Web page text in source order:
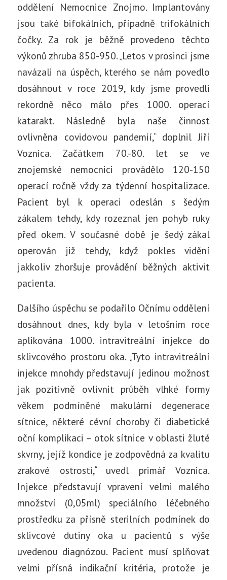
oddělení Nemocnice Znojmo. Implantovány
jsou také bifokálních, případně trifokálních
čočky. Za rok je běžně provedeno těchto
výkonů zhruba 850-950. „Letos v prosinci jsme
navázali na úspěch, kterého se nám povedlo
dosáhnout v roce 2019, kdy jsme provedli
rekordně něco málo přes 1000. operací
katarakt. Následně byla naše činnost
ovlivněna covidovou pandemií,“ doplnil Jiří
Voznica. Začátkem 70.-80. let se ve
znojemské nemocnici provádělo 120-150
operací ročně vždy za týdenní hospitalizace.
Pacient byl k operaci odeslán s šedým
zákalem tehdy, kdy rozeznal jen pohyb ruky
před okem. V současné době je šedý zákal
operován již tehdy, když pokles vidění
jakkoliv zhoršuje provádění běžných aktivit
pacienta.
Dalšího úspěchu se podařilo Očnímu oddělení
dosáhnout dnes, kdy byla v letošním roce
aplikována 1000. intravitreální injekce do
sklivcového prostoru oka. „Tyto intravitreální
injekce mnohdy představují jedinou možnost
jak pozitivně ovlivnit průběh vlhké formy
věkem podmíněné makulární degenerace
sítnice, některé cévní choroby či diabetické
oční komplikaci – otok sítnice v oblasti žluté
skvrny, jejíž kondice je zodpovědná za kvalitu
zrakové ostrosti,“ uvedl primář Voznica.
Injekce představují vpravení velmi malého
množství (0,05ml) speciálního léčebného
prostředku za přísně sterilních podmínek do
sklivcové dutiny oka u pacientů s výše
uvedenou diagnózou. Pacient musí splňovat
velmi přísná indikační kritéria, protože je